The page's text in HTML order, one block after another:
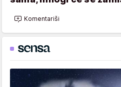
Komentariši